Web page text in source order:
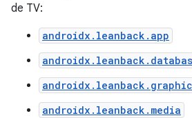
de TV:
androidx.leanback.app
androidx.leanback.media